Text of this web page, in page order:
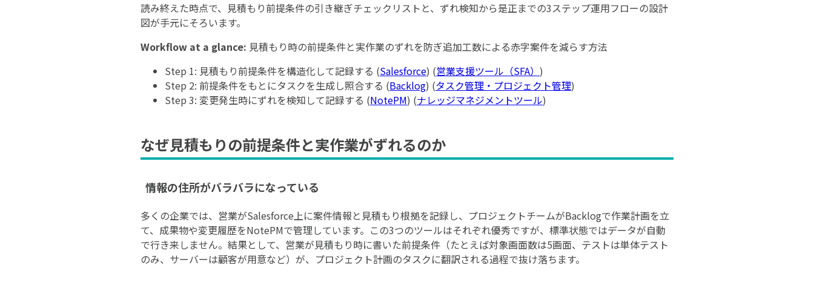
読み終えた時点で、見積もり前提条件の引き継ぎチェックリストと、ずれ検知から是正までの3ステップ運用フローの設計
図が手元にそろいます。
Workflow at a glance: 見積もり時の前提条件と実作業のずれを防ぎ追加工数による赤字案件を減らす方法
Step 1: 見積もり前提条件を構造化して記録する (Salesforce) (営業支援ツール（SFA） )
Step 2: 前提条件をもとにタスクを生成し照合する (Backlog) (タスク管理・プロジェクト管理)
Step 3: 変更発生時にずれを検知して記録する (NotePM) (ナレッジマネジメントツール)
なぜ見積もりの前提条件と実作業がずれるのか
情報の住所がバラバラになっている
多くの企業では、営業がSalesforce上に案件情報と見積もり根拠を記録し、プロジェクトチームがBacklogで作業計画を立
て、成果物や変更履歴をNotePMで管理しています。この3つのツールはそれぞれ優秀ですが、標準状態ではデータが自動
で行き来しません。結果として、営業が見積もり時に書いた前提条件（たとえば対象画面数は5画面、テストは単体テスト
のみ、サーバーは顧客が用意など）が、プロジェクト計画のタスクに翻訳される過程で抜け落ちます。